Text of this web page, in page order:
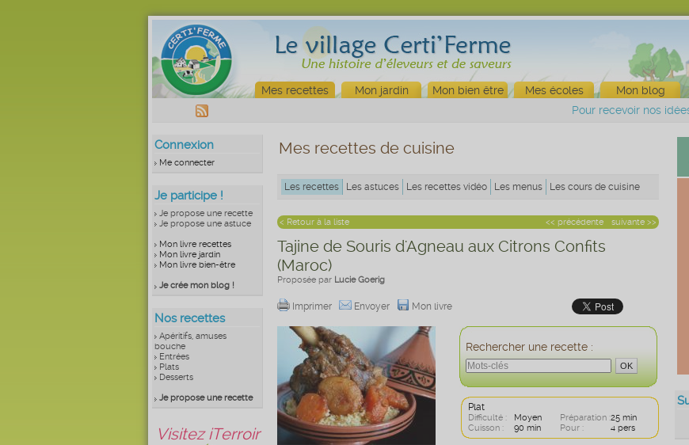
Mes recettes Mon jardin Mon bien être Mes écoles
Mon blog
Pour recevoir nos
Connexion
Me connecter
Je participe !
Je propose une recette
Je propose une astuce
Mon livre recettes
Mon livre jardin
Mon livre bien-être
Je crée mon blog !
Nos recettes
Apéritifs, amuses
bouche
Entrées
Plats
Desserts
Je propose une recette
Visitez iTerroir
Mes recettes de cuisine
Les recettes Les astuces Les recettes vidéo Les menus Les cours de cuisine
suivante >>
<< précédente
< Retour à la liste
Tajine de Souris d'Agneau aux Citrons Confits
(Maroc)
Proposée par Lucie Goerig
Imprimer Envoyer Mon livre
Rechercher une recette :
Plat
Difficulté : Moyen Préparation :25 min
Cuisson :
90 min Pour : 4 pers